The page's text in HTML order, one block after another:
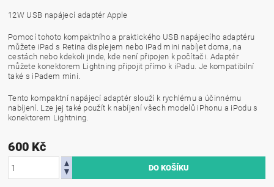
12W USB napájecí adaptér Apple
Pomocí tohoto kompaktního a praktického USB napájecího adaptéru
můžete iPad s Retina displejem nebo iPad mini nabíjet doma, na
cestách nebo kdekoli jinde, kde není připojen k počítači. Adaptér
můžete konektorem Lightning připojit přímo k iPadu. Je kompatibilní
také s iPadem mini.
Tento kompaktní napájecí adaptér slouží k rychlému a účinnému
nabíjení. Lze jej také použít k nabíjení všech modelů iPhonu a iPodu s
konektorem Lightning.
600 Kč